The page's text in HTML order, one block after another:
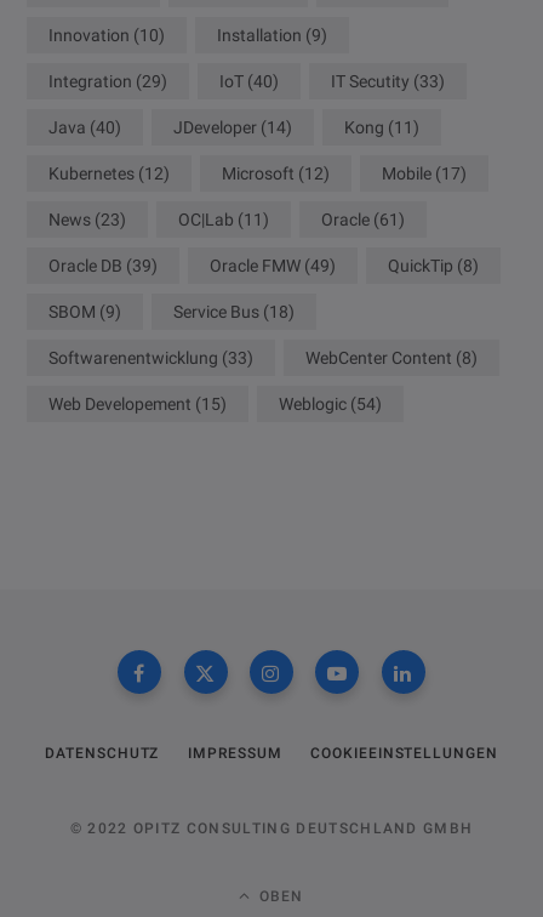
Innovation (10) Installation (9)
Integration (29) IoT (40) IT Secutity (33)
Java (40) JDeveloper (14) Kong (11)
Kubernetes (12) Microsoft (12) Mobile (17)
News (23) OC|Lab (11) Oracle (61)
Oracle DB (39) Oracle FMW (49) QuickTip (8)
SBOM (9) Service Bus (18)
Softwarenentwicklung (33) WebCenter Content (8)
Web Developement (15) Weblogic (54)
DATENSCHUTZ IMPRESSUM COOKIEEINSTELLUNGEN
© 2022 OPITZ CONSULTING DEUTSCHLAND GMBH
OBEN